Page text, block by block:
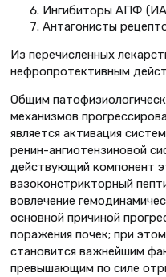
Ингибиторы АПФ
Антагонисты
Из перечисленных
нефропротективным
Общим
механизмов
является активация
ренин-ангиотензиновой
действующий компонент
вазоконстрикторный
вовлечение
основной причиной
поражения почек; при
становится важнейшим
превышающим по силе